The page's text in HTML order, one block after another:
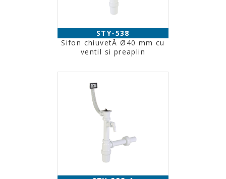
STY-538
Sifon chiuvetĂ Ø40 mm cu
ventil si preaplin